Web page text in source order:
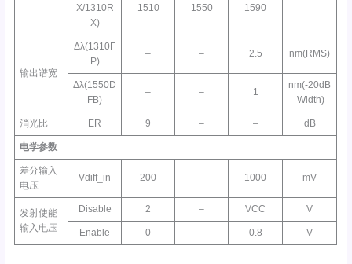
X/1310R
X)
1510 1550 1590
输出谱宽
Δλ(1310F
P)
– – 2.5 nm(RMS)
Δλ(1550D
FB)
– – 1
nm(-20dB
Width)
消光比 ER 9 – – dB
电学参数
差分输入
电压
Vdiff_in 200 – 1000 mV
发射使能
输入电压
Disable 2 – VCC V
Enable 0 – 0.8 V